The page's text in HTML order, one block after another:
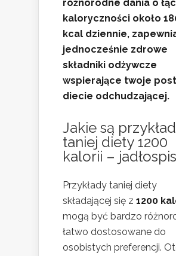
różnorodne dania o
kaloryczności około
kcal dziennie,
jednocześnie zdrowe
składniki odżywcze
wspierające twoje
diecie odchudzającej.
Jakie są
taniej diety 1200
kalorii –
Przykłady taniej diety
składającej się z 1200
mogą być bardzo
łatwo dostosowane do
osobistych preferencji.